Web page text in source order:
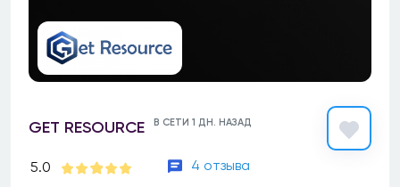
GET RESOURCE В СЕТИ 1 ДН. НАЗАД
5.0 4 отзыва